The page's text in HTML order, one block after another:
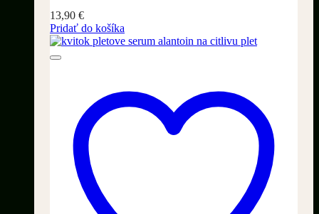
13,90 €
Pridať do košíka